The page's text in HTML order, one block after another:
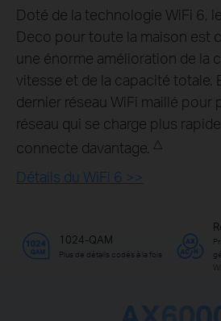
Doté de la technologie WiFi 6,
Deco pour toute la maison est
une énorme amélioration de la
vitesse et de la capacité totale.
dernier réseau WiFi maillé pour
réseau qui se charge plus
connecte davantage. △
Détails du WiFi 6 >>
1024-QAM
Plus de détails codés à la fois